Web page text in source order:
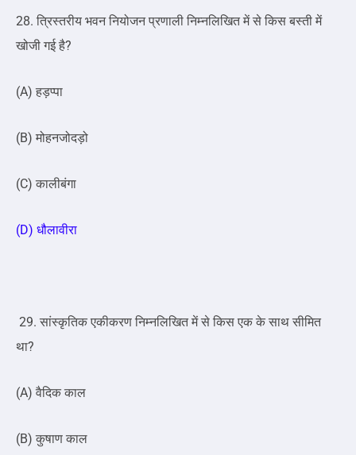
28. त्रिस्तरीय भवन नियोजन प्रणाली निम्नलिखित में से किस बस्ती में
खोजी गई है?
(A) हड़प्पा
(B) मोहनजोदड़ो
(C) कालीबंगा
(D) धौलावीरा
29. सांस्कृतिक एकीकरण निम्नलिखित में से किस एक के साथ सीमित
था?
(A) वैदिक काल
(B) कुषाण काल